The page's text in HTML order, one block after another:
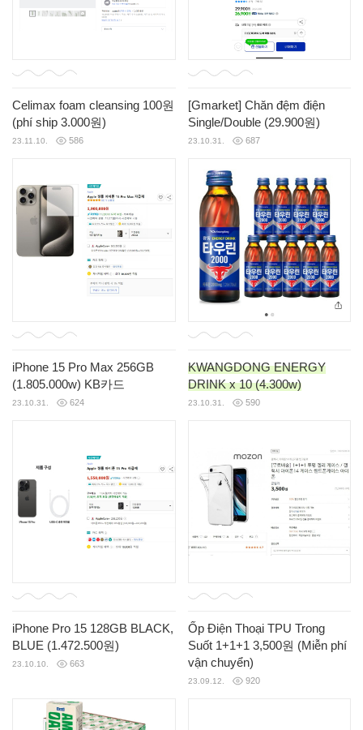
Celimax foam cleansing 100원
(phí ship 3.000원)
23.11.10. 586
[Gmarket] Chăn đệm điện
Single/Double (29.900원)
23.10.31. 687
iPhone 15 Pro Max 256GB
(1.805.000w) KB카드
23.10.31. 624
KWANGDONG ENERGY
DRINK x 10 (4.300w)
23.10.31. 590
iPhone Pro 15 128GB BLACK,
BLUE (1.472.500원)
23.10.10. 663
Ốp Điện Thoại TPU Trong
Suốt 1+1+1 3,500원 (Miễn phí
vận chuyển)
23.09.12. 920